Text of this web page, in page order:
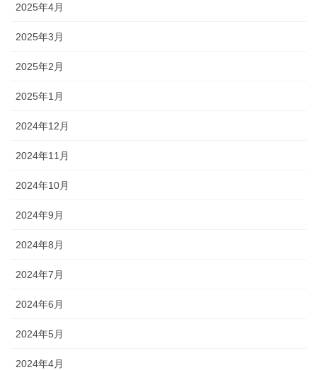
2025年4月
2025年3月
2025年2月
2025年1月
2024年12月
2024年11月
2024年10月
2024年9月
2024年8月
2024年7月
2024年6月
2024年5月
2024年4月